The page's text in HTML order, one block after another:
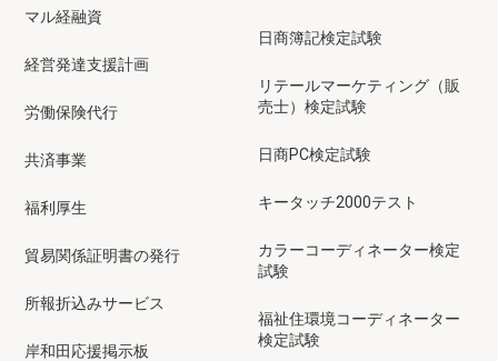
マル経融資
経営発達支援計画
労働保険代行
共済事業
福利厚生
貿易関係証明書の発行
所報折込みサービス
岸和田応援掲示板
日商簿記検定試験
リテールマーケティング（販
売士）検定試験
日商PC検定試験
キータッチ2000テスト
カラーコーディネーター検定
試験
福祉住環境コーディネーター
検定試験